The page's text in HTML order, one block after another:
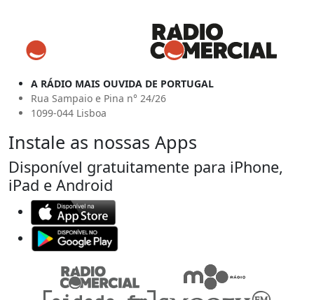
A RÁDIO MAIS OUVIDA DE PORTUGAL
Rua Sampaio e Pina n° 24/26
1099-044 Lisboa
Instale as nossas Apps
Disponível gratuitamente para iPhone,
iPad e Android